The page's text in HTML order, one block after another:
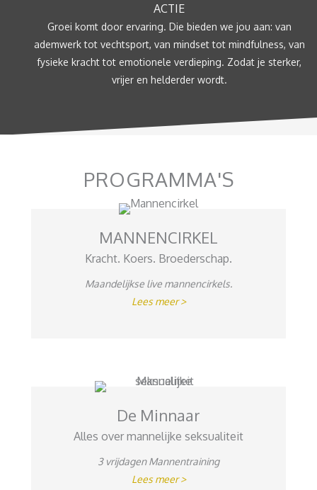
ACTIE
Groei komt door ervaring. Die bieden we jou aan: van
ademwerk tot vechtsport, van mindset tot mindfulness, van
fysieke kracht tot emotionele verdieping. Zodat je sterker,
vrijer en helderder wordt.
PROGRAMMA'S
MANNENCIRKEL
Kracht. Koers. Broederschap.
Maandelijkse live mannencirkels.
Lees meer >
De Minnaar
Alles over mannelijke seksualiteit
3 vrijdagen Mannentraining
Lees meer >